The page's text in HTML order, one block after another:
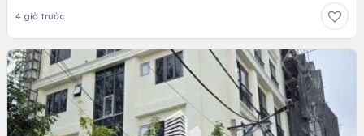
4 giờ trước